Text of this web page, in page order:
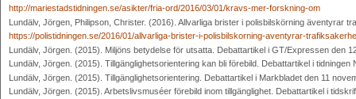
http://mariestadstidningen.se/asikter/fria-ord/2016/03/01/kravs-mer-forskning-om
Lundälv, Jörgen, Philipson, Christer. (2016). Allvarliga brister i polisbilskörning äventyrar
https://polistidningen.se/2016/01/allvarliga-brister-i-polisbilskorning-aventyrar-
Lundälv, Jörgen. (2015). Miljöns betydelse för utsatta. Debattartikel i GT/Expressen den
Lundälv, Jörgen. (2015). Tillgänglighetsorientering kan bli förebild. Debattartikel i
Lundälv, Jörgen. (2015). Tillgänglighetsorientering. Debattartikel i Markbladet den 11
Lundälv, Jörgen. (2015). Arbetslivsmuséer förebild inom tillgänglighet. Debattartikel i